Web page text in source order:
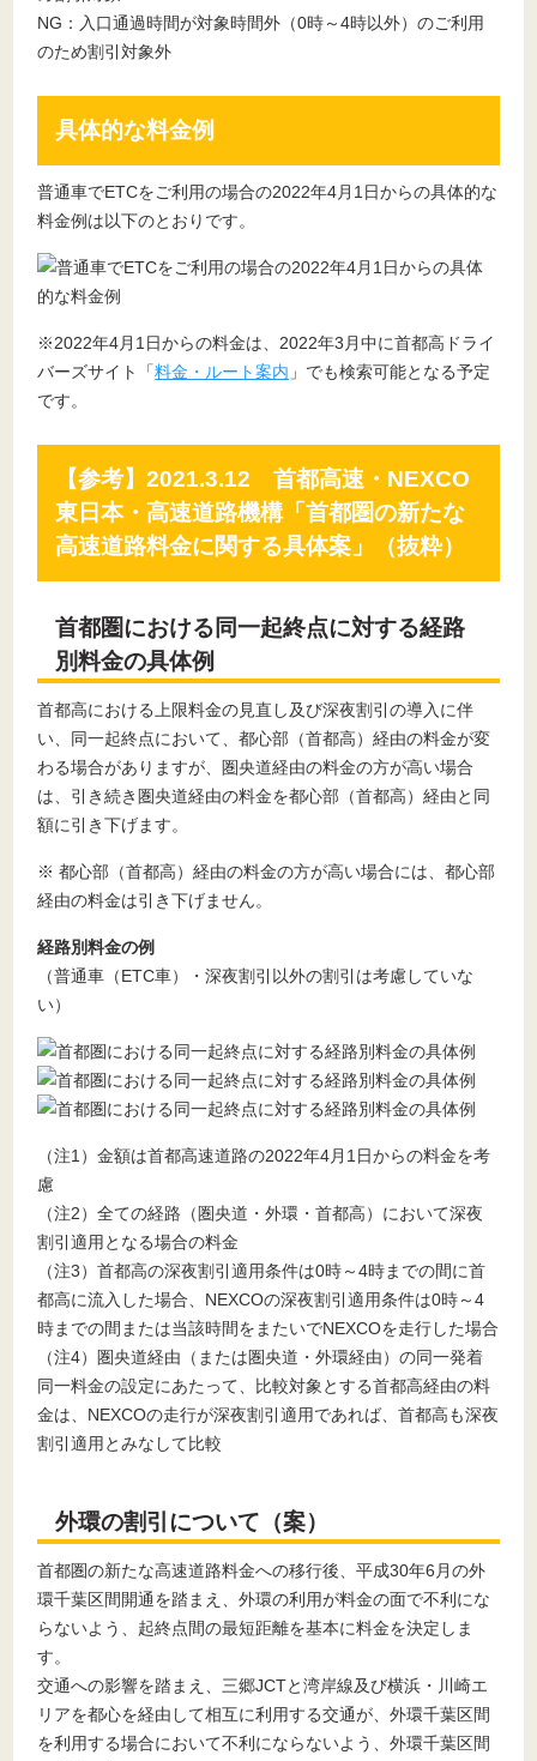
NG：入口通過時間が対象時間外（0時～4時以外）のご利用
のため割引対象外
具体的な料金例
普通車でETCをご利用の場合の2022年4月1日からの具体的な
料金例は以下のとおりです。
※2022年4月1日からの料金は、2022年3月中に首都高ドライ
バーズサイト「料金・ルート案内 」でも検索可能となる予定
です。
【参考】2021.3.12 首都高速・NEXCO
東日本・高速道路機構「首都圏の新たな
高速道路料金に関する具体案」（抜粋）
首都圏における同一起終点に対する経路
別料金の具体例
首都高における上限料金の見直し及び深夜割引の導入に伴
い、同一起終点において、都心部（首都高）経由の料金が変
わる場合がありますが、圏央道経由の料金の方が高い場合
は、引き続き圏央道経由の料金を都心部（首都高）経由と同
額に引き下げます。
※ 都心部（首都高）経由の料金の方が高い場合には、都心部
経由の料金は引き下げません。
経路別料金の例
（普通車（ETC車）・深夜割引以外の割引は考慮していな
い）
（注1）金額は首都高速道路の2022年4月1日からの料金を考
慮
（注2）全ての経路（圏央道・外環・首都高）において深夜
割引適用となる場合の料金
（注3）首都高の深夜割引適用条件は0時～4時までの間に首
都高に流入した場合、NEXCOの深夜割引適用条件は0時～4
時までの間または当該時間をまたいでNEXCOを走行した場合
（注4）圏央道経由（または圏央道・外環経由）の同一発着
同一料金の設定にあたって、比較対象とする首都高経由の料
金は、NEXCOの走行が深夜割引適用であれば、首都高も深夜
割引適用とみなして比較
外環の割引について（案）
首都圏の新たな高速道路料金への移行後、平成30年6月の外
環千葉区間開通を踏まえ、外環の利用が料金の面で不利にな
らないよう、起終点間の最短距離を基本に料金を決定しま
す。
交通への影響を踏まえ、三郷JCTと湾岸線及び横浜・川崎エ
リアを都心を経由して相互に利用する交通が、外環千葉区間
を利用する場合において不利にならないよう、外環千葉区間